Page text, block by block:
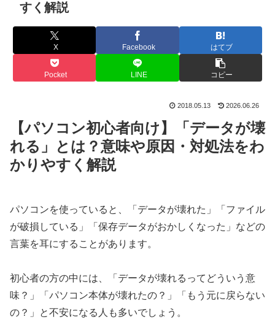
すく解説
X Facebook はてブ
Pocket LINE コピー
2018.05.13 2026.06.26
【パソコン初心者向け】「データが壊
れる」とは？意味や原因・対処法をわ
かりやすく解説
パソコンを使っていると、「データが壊れた」「ファイル
が破損している」「保存データがおかしくなった」などの
言葉を耳にすることがあります。
初心者の方の中には、「データが壊れるってどういう意
味？」「パソコン本体が壊れたの？」「もう元に戻らない
の？」と不安になる人も多いでしょう。